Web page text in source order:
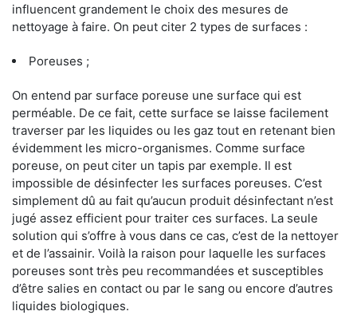
influencent grandement le choix des mesures de
nettoyage à faire. On peut citer 2 types de surfaces :
Poreuses ;
On entend par surface poreuse une surface qui est
perméable. De ce fait, cette surface se laisse facilement
traverser par les liquides ou les gaz tout en retenant bien
évidemment les micro-organismes. Comme surface
poreuse, on peut citer un tapis par exemple. Il est
impossible de désinfecter les surfaces poreuses. C’est
simplement dû au fait qu’aucun produit désinfectant n’est
jugé assez efficient pour traiter ces surfaces. La seule
solution qui s’offre à vous dans ce cas, c’est de la nettoyer
et de l’assainir. Voilà la raison pour laquelle les surfaces
poreuses sont très peu recommandées et susceptibles
d’être salies en contact ou par le sang ou encore d’autres
liquides biologiques.